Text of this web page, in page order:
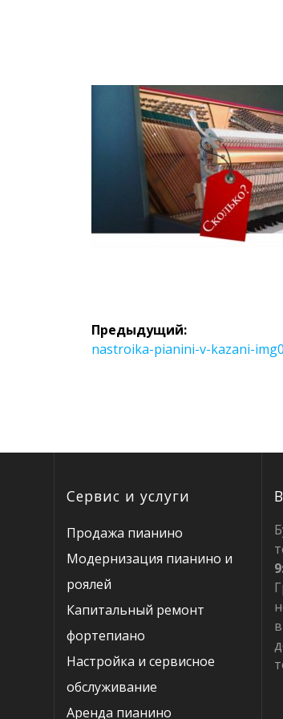
Навигация
по
Предыдущий:
Предыдущая
nastroika-pianini-v-kazani-
Сервис и услуги
Продажа пианино
Модернизация пианино и
роялей
Капитальный ремонт
фортепиано
Настройка и сервисное
обслуживание
Аренда пианино